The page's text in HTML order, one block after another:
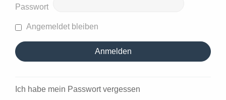
Passwort
Angemeldet bleiben
Ich habe mein Passwort vergessen